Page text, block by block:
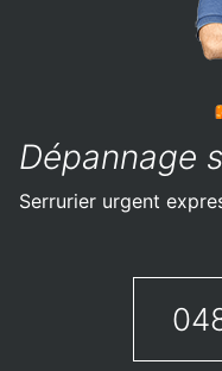
Dépannage
Serrurier urgent